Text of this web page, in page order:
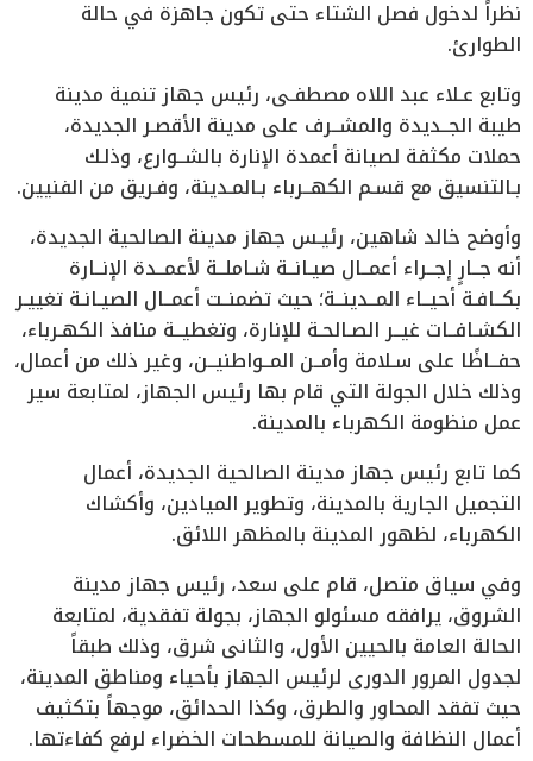
نظراً لدخول فصل الشتاء حتى تكون جاهزة في حالة
الطوارئ.
وتابع عـلاء عبد اللاه مصطفـى، رئيس جهاز تنمية مدينة
طيبة الجــديدة والمشــرف على مدينة الأقصـر الجديدة،
حملات مكثفة لصيانة أعمدة الإنارة بالشــوارع، وذلـك
بـالتنسيق مع قسـم الكهــرباء بـالمـدينة، وفـريق من الفنيين.
وأوضح خالد شاهين، رئيـس جهاز مدينة الصالحية الجديدة،
أنه جــارٍ إجــراء أعمــال صيـانــة شـاملــة لأعمــدة الإنــارة
بكــافـة أحيــاء المــدينــة؛ حيث تضمنــت أعمــال الصيـانـة تغييـر
الكشـافــات غيــر الصـالحـة للإنارة، وتغطيــة منافذ الكهـرباء،
حفــاظًا على سـلامة وأمــن المــواطنيــن، وغير ذلك من أعمال،
وذلك خلال الجولة التي قام بها رئيس الجهاز، لمتابعة سير
عمل منظومة الكهرباء بالمدينة.
كما تابع رئيس جهاز مدينة الصالحية الجديدة، أعمال
التجميل الجارية بالمدينة، وتطوير الميادين، وأكشاك
الكهرباء، لظهور المدينة بالمظهر اللائق.
وفي سياق متصل، قام على سعد، رئيس جهاز مدينة
الشروق، يرافقه مسئولو الجهاز، بجولة تفقدية، لمتابعة
الحالة العامة بالحيين الأول، والثانى شرق، وذلك طبقاً
لجدول المرور الدورى لرئيس الجهاز بأحياء ومناطق المدينة،
حيث تفقد المحاور والطرق، وكذا الحدائق، موجهاً بتكثيف
أعمال النظافة والصيانة للمسطحات الخضراء لرفع كفاءتها.